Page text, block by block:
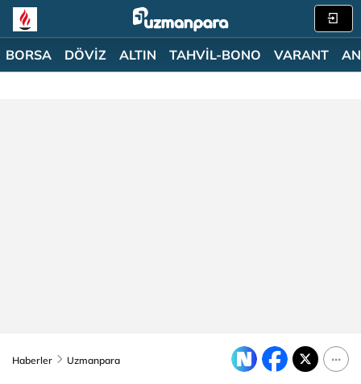
BORSA DÖVİZ ALTIN TAHVİL-BONO VARANT
Haberler Uzmanpara